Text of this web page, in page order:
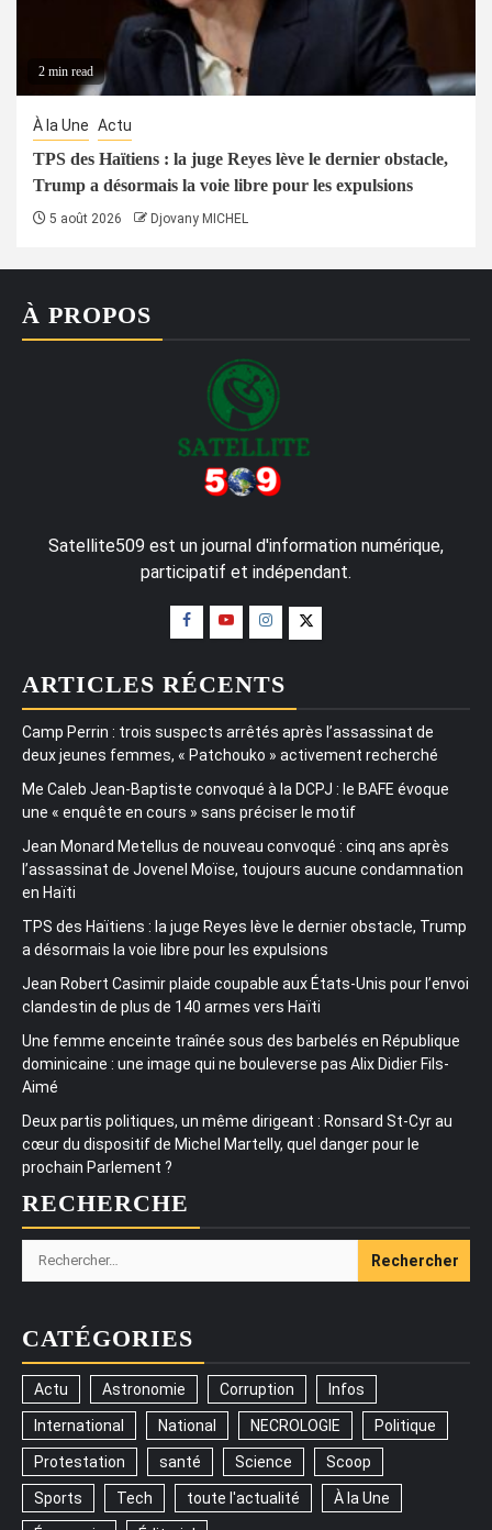
2 min read
À la Une Actu
TPS des Haïtiens : la juge Reyes lève le dernier obstacle,
Trump a désormais la voie libre pour les expulsions
5 août 2026 Djovany MICHEL
À PROPOS
Satellite509 est un journal d'information numérique,
participatif et indépendant.
ARTICLES RÉCENTS
Camp Perrin : trois suspects arrêtés après l’assassinat de
deux jeunes femmes, « Patchouko » activement recherché
Me Caleb Jean-Baptiste convoqué à la DCPJ : le BAFE évoque
une « enquête en cours » sans préciser le motif
Jean Monard Metellus de nouveau convoqué : cinq ans après
l’assassinat de Jovenel Moïse, toujours aucune condamnation
en Haïti
TPS des Haïtiens : la juge Reyes lève le dernier obstacle, Trump
a désormais la voie libre pour les expulsions
Jean Robert Casimir plaide coupable aux États-Unis pour l’envoi
clandestin de plus de 140 armes vers Haïti
Une femme enceinte traînée sous des barbelés en République
dominicaine : une image qui ne bouleverse pas Alix Didier Fils-
Aimé
Deux partis politiques, un même dirigeant : Ronsard St-Cyr au
cœur du dispositif de Michel Martelly, quel danger pour le
prochain Parlement ?
RECHERCHE
Rechercher :
CATÉGORIES
Actu Astronomie Corruption Infos
International National NECROLOGIE Politique
Protestation santé Science Scoop
Sports Tech toute l'actualité À la Une